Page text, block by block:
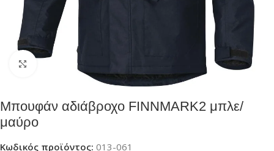
Click to enlarge
Μπουφάν αδιάβροχο FINNMARK2 μπλε/
μαύρο
Κωδικός προϊόντος: 013-061